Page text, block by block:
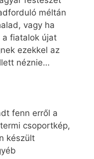
méltán
vagy ha
fiatalok újat
ezekkel az
néznie…
fenn erről a
csoportkép,
készült